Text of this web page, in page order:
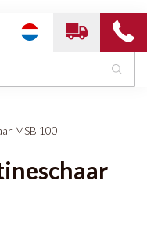
MSB 100